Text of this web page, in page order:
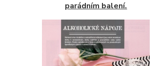
parádním balení.